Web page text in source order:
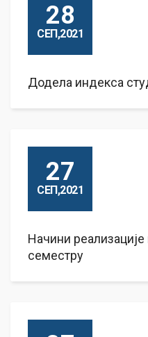
28
СЕП,2021
Додела индекса
27
СЕП,2021
Начини
семестру